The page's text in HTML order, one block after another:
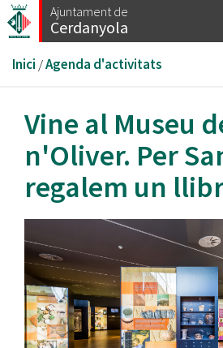
Vés
al
Ajuntament de
Cerdanyola
Esteu
aquí
Inici /Agenda d'activitats
Vine al Museu
n'Oliver. Per
regalem un